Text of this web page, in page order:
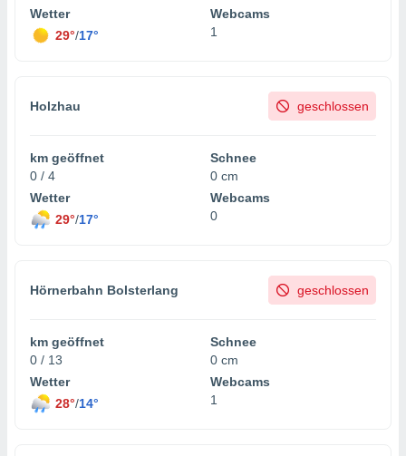
Wetter
29°/17°
Webcams
1
Holzhau geschlossen
km geöffnet
0 / 4
Schnee
0 cm
Wetter
29°/17°
Webcams
0
Hörnerbahn Bolsterlang geschlossen
km geöffnet
0 / 13
Schnee
0 cm
Wetter
28°/14°
Webcams
1